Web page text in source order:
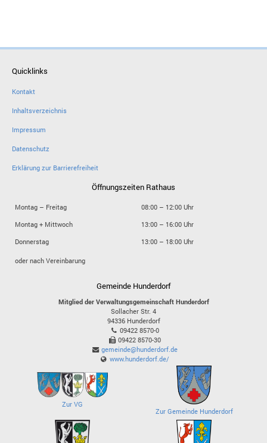
Quicklinks
Kontakt
Inhaltsverzeichnis
Impressum
Datenschutz
Erklärung zur Barrierefreiheit
Öffnungszeiten Rathaus
Montag – Freitag
08:00 – 12:00 Uhr
Montag + Mittwoch
13:00 – 16:00 Uhr
Donnerstag
13:00 – 18:00 Uhr
oder nach Vereinbarung
Gemeinde Hunderdorf
Mitglied der Verwaltungsgemeinschaft Hunderdorf
Sollacher Str. 4
94336 Hunderdorf
09422 8570-0
09422 8570-30
gemeinde@hunderdorf.de
www.hunderdorf.de/
Zur VG
Zur Gemeinde Hunderdorf